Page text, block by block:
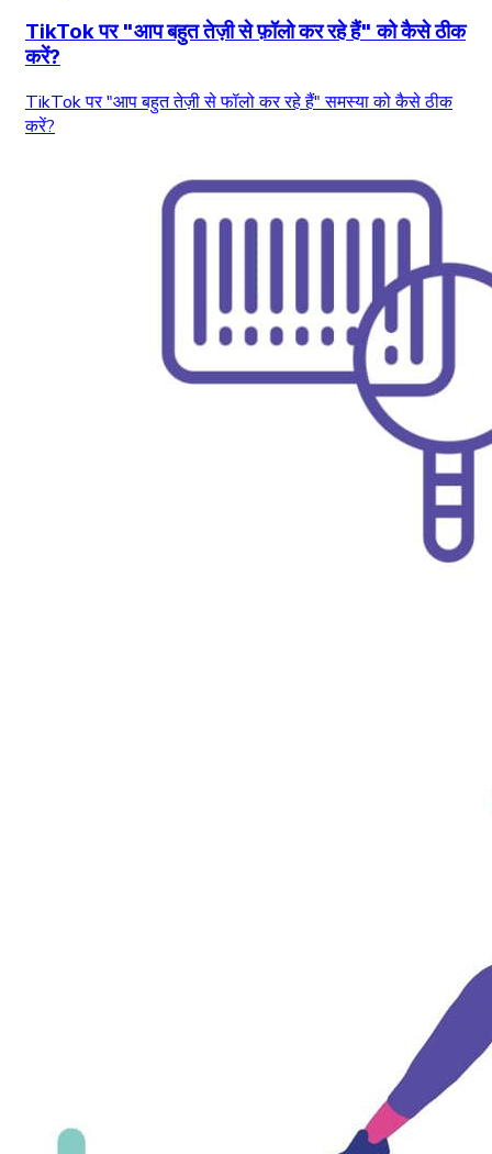
TikTok पर "आप बहुत तेज़ी से फ़ॉलो कर रहे हैं" को कैसे ठीक
करें?
TikTok पर "आप बहुत तेज़ी से फॉलो कर रहे हैं" समस्या को कैसे ठीक
करें?